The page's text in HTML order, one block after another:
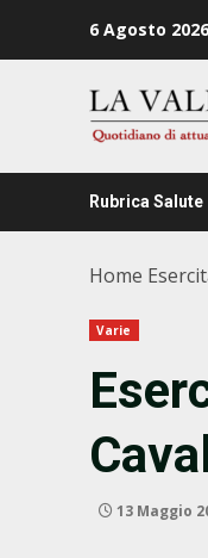
6 Agosto 2026
Rubrica Salute
Home
Varie
13 Maggio